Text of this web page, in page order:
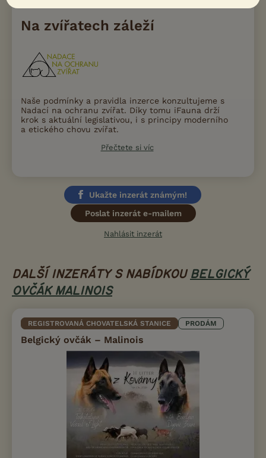
Na zvířatech záleží
Naše podmínky a pravidla inzerce konzultujeme s
Nadací na ochranu zvířat. Díky tomu iFauna drží
krok s aktuální legislativou, i s principy moderního
a etického chovu zvířat.
Přečtete si víc
Ukažte inzerát známým!
Poslat inzerát e-mailem
Nahlásit inzerát
DALŠÍ INZERÁTY S NABÍDKOU BELGICKÝ
OVČÁK MALINOIS
REGISTROVANÁ CHOVATELSKÁ STANICE PRODÁM
Belgický ovčák – Malinois